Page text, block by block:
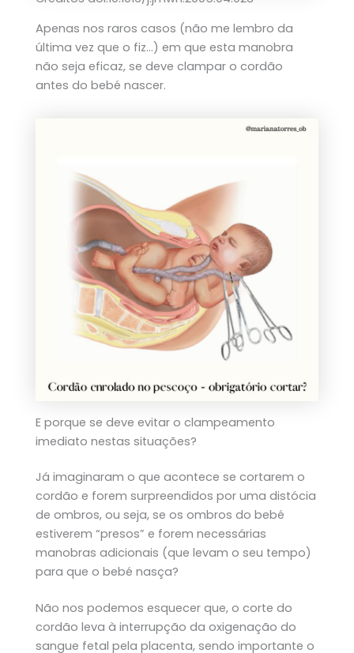
Apenas nos raros casos (não me lembro da
última vez que o fiz…) em que esta manobra
não seja eficaz, se deve clampar o cordão
antes do bebé nascer.
E porque se deve evitar o clampeamento
imediato nestas situações?
Já imaginaram o que acontece se cortarem o
cordão e forem surpreendidos por uma distócia
de ombros, ou seja, se os ombros do bebé
estiverem “presos” e forem necessárias
manobras adicionais (que levam o seu tempo)
para que o bebé nasça?
Não nos podemos esquecer que, o corte do
cordão leva à interrupção da oxigenação do
sangue fetal pela placenta, sendo importante o